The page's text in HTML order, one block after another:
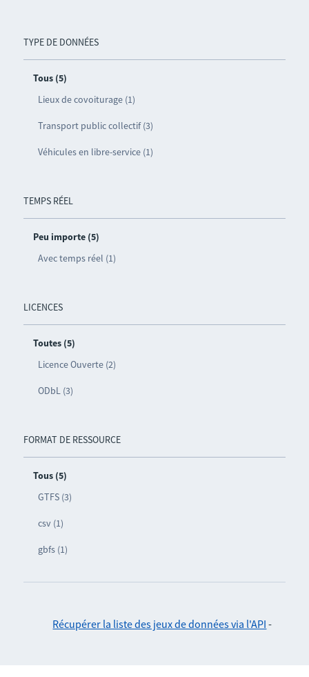
TYPE DE DONNÉES
Tous (5)
Lieux de covoiturage (1)
Transport public collectif (3)
Véhicules en libre-service (1)
TEMPS RÉEL
Peu importe (5)
Avec temps réel (1)
LICENCES
Toutes (5)
Licence Ouverte (2)
ODbL (3)
FORMAT DE RESSOURCE
Tous (5)
GTFS (3)
csv (1)
gbfs (1)
Récupérer la liste des jeux de données via l'API -